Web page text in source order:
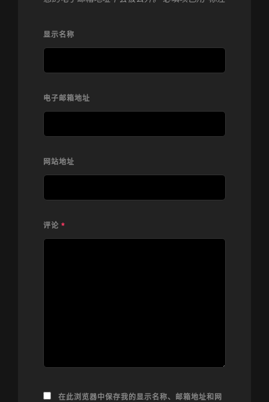
显示名称
电子邮箱地址
网站地址
评论 *
在此浏览器中保存我的显示名称、邮箱地址和网